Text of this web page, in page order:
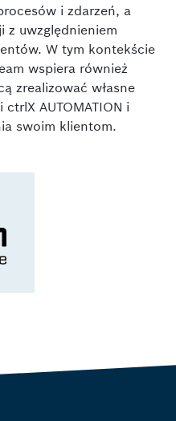
i zdarzeń, a
z uwzględnieniem
W tym kontekście
wspiera również
zrealizować własne
AUTOMATION i
swoim klientom.